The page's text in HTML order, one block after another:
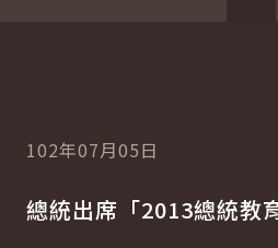
102年07月05日
總統出席「2013總統教